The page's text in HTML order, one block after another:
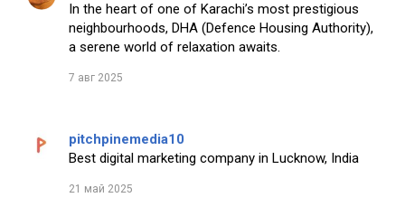
In the heart of one of Karachi’s most prestigious
neighbourhoods, DHA (Defence Housing Authority),
a serene world of relaxation awaits.
7 авг 2025
pitchpinemedia10
Best digital marketing company in Lucknow, India
21 май 2025